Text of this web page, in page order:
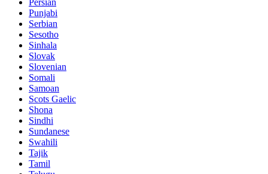
Punjabi
Serbian
Sesotho
Sinhala
Slovak
Slovenian
Somali
Samoan
Scots Gaelic
Shona
Sindhi
Sundanese
Swahili
Tajik
Tamil